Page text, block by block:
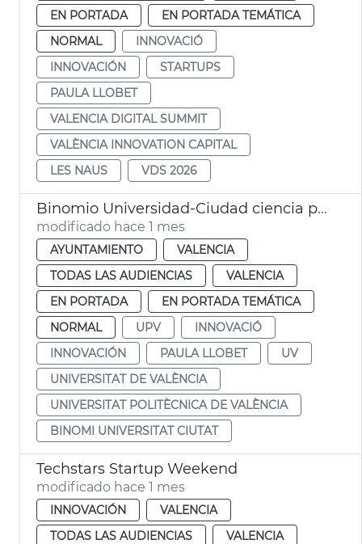
EN PORTADA
EN PORTADA TEMÁTICA
NORMAL
INNOVACIÓ
INNOVACIÓN
STARTUPS
PAULA LLOBET
VALENCIA DIGITAL SUMMIT
VALÈNCIA INNOVATION CAPITAL
LES NAUS
VDS 2026
Binomio Universidad-Ciudad ciencia políticas públicas València
modificado hace 1 mes
AYUNTAMIENTO
VALENCIA
TODAS LAS AUDIENCIAS
VALENCIA
EN PORTADA
EN PORTADA TEMÁTICA
NORMAL
UPV
INNOVACIÓ
INNOVACIÓN
PAULA LLOBET
UV
UNIVERSITAT DE VALÈNCIA
UNIVERSITAT POLITÈCNICA DE VALÈNCIA
BINOMI UNIVERSITAT CIUTAT
Techstars Startup Weekend
modificado hace 1 mes
INNOVACIÓN
VALENCIA
TODAS LAS AUDIENCIAS
VALENCIA